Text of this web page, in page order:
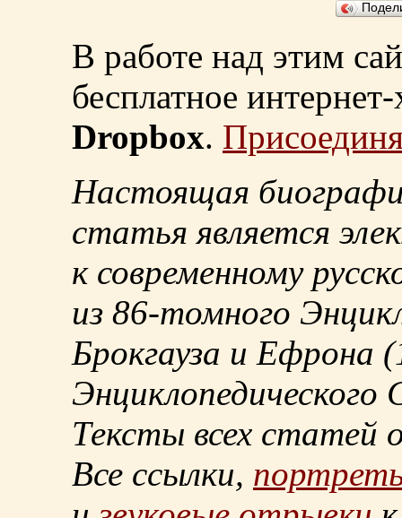
В работе над этим
бесплатное
Dropbox.
Настоящая
статья является
к современному
из 86-томного
Брокгауза и Ефрона
Энциклопедического
Тексты всех статей
Все ссылки,